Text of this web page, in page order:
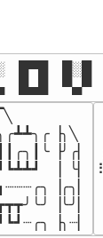
█▀█ █░█
█▄█ ▀▄▀
▕  ╰▏